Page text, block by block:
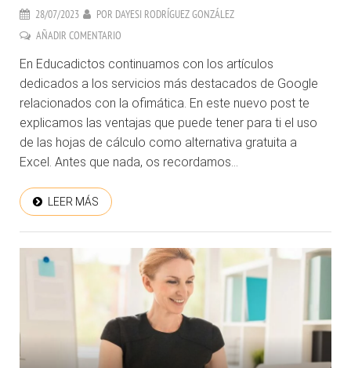
28/07/2023 POR DAYESI RODRÍGUEZ GONZÁLEZ
AÑADIR COMENTARIO
En Educadictos continuamos con los artículos
dedicados a los servicios más destacados de Google
relacionados con la ofimática. En este nuevo post te
explicamos las ventajas que puede tener para ti el uso
de las hojas de cálculo como alternativa gratuita a
Excel. Antes que nada, os recordamos...
LEER MÁS